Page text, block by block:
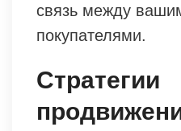
связь между
покупателями.
Стратегии